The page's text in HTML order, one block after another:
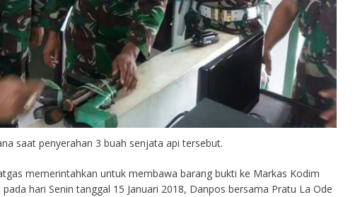
saat penyerahan 3 buah senjata api tersebut.
memerintahkan untuk membawa barang bukti ke Markas Kodim
hari Senin tanggal 15 Januari 2018, Danpos bersama Pratu La Ode